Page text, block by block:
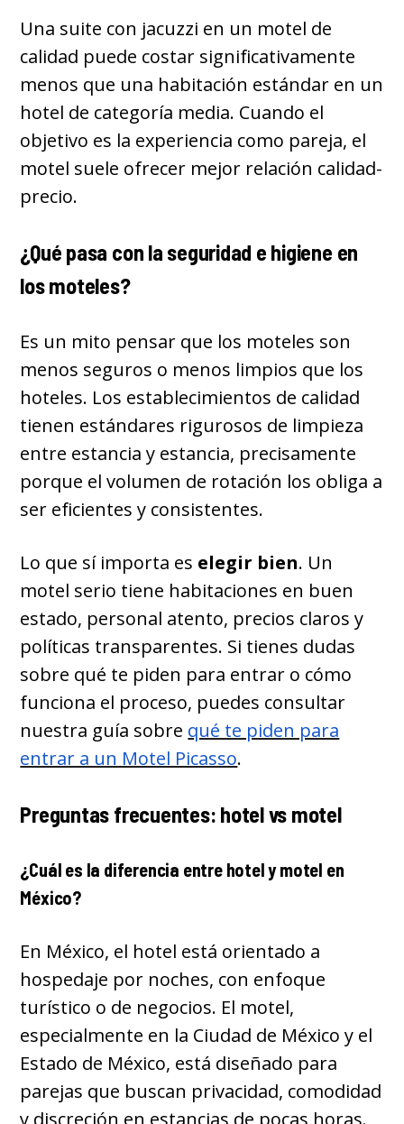
Una suite con jacuzzi en un motel de
calidad puede costar significativamente
menos que una habitación estándar en un
hotel de categoría media. Cuando el
objetivo es la experiencia como pareja, el
motel suele ofrecer mejor relación calidad-
precio.
¿Qué pasa con la seguridad e higiene en
los moteles?
Es un mito pensar que los moteles son
menos seguros o menos limpios que los
hoteles. Los establecimientos de calidad
tienen estándares rigurosos de limpieza
entre estancia y estancia, precisamente
porque el volumen de rotación los obliga a
ser eficientes y consistentes.
Lo que sí importa es elegir bien. Un
motel serio tiene habitaciones en buen
estado, personal atento, precios claros y
políticas transparentes. Si tienes dudas
sobre qué te piden para entrar o cómo
funciona el proceso, puedes consultar
nuestra guía sobre qué te piden para
entrar a un Motel Picasso.
Preguntas frecuentes: hotel vs motel
¿Cuál es la diferencia entre hotel y motel en
México?
En México, el hotel está orientado a
hospedaje por noches, con enfoque
turístico o de negocios. El motel,
especialmente en la Ciudad de México y el
Estado de México, está diseñado para
parejas que buscan privacidad, comodidad
y discreción en estancias de pocas horas.